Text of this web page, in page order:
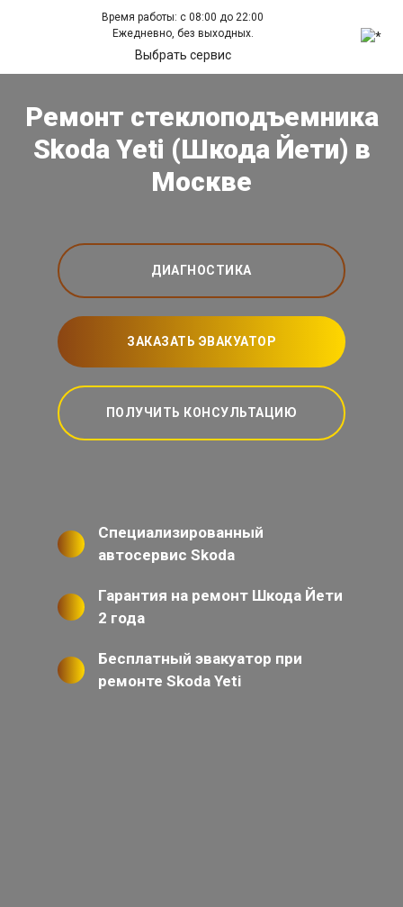
Время работы: с 08:00 до 22:00
Ежедневно, без выходных.
Выбрать сервис
Ремонт стеклоподъемника
Skoda Yeti (Шкода Йети) в
Москве
ДИАГНОСТИКА
ЗАКАЗАТЬ ЭВАКУАТОР
ПОЛУЧИТЬ КОНСУЛЬТАЦИЮ
Специализированный
автосервис Skoda
Гарантия на ремонт Шкода Йети
2 года
Бесплатный эвакуатор при
ремонте Skoda Yeti